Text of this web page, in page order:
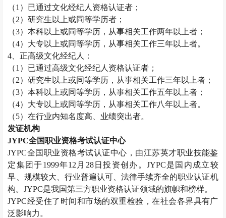
（1 ）已通过文化经纪人资格认证者；
（2）研究生以上或同等学历者；
（3）本科以上或同等学历，从事相关工作两年以上者；
（4）大专以上或同等学历，从事相关工作三年以上者。
4 、正高级文化经纪人：
（1 ）已通过高级文化经纪人资格认证者；
（2）研究生以上或同等学历，从事相关工作三年以上者；
（3）本科以上或同等学历，从事相关工作五年以上者；
（4）大专以上或同等学历，从事相关工作八年以上者。
（5）在行业内知名度高、业绩突出者。
发证机构
JYPC全国职业资格考试认证中心
JYPC全国职业资格考试认证中心，由江苏英才职业技能鉴
定集团于1999年12 月 28日投资创办。 JYPC是国内成立较
早、规模较大、行业普遍认可、法律手续齐全的职业认证机
构。JYPC是我国第三方职业资格认证领域的旗帜和榜样。
JYPC经受住了时间和市场的双重检验，在社会各界具有广
泛影响力。